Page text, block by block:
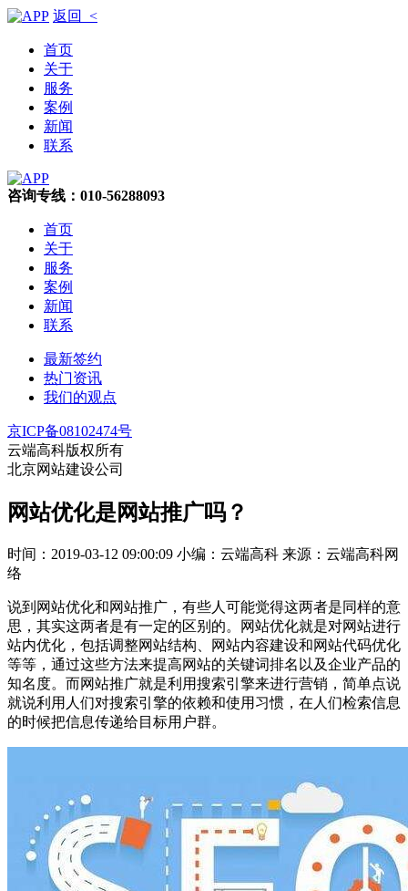
返回 <
首页
关于
服务
案例
新闻
联系
咨询专线：010-56288093
首页
关于
服务
案例
新闻
联系
最新签约
热门资讯
我们的观点
京ICP备08102474号
云端高科版权所有
北京网站建设公司
网站优化是网站推广吗？
时间：2019-03-12 09:00:09 小编：云端高科 来源：云端高科网
络
说到网站优化和网站推广，有些人可能觉得这两者是同样的意
思，其实这两者是有一定的区别的。网站优化就是对网站进行
站内优化，包括调整网站结构、网站内容建设和网站代码优化
等等，通过这些方法来提高网站的关键词排名以及企业产品的
知名度。而网站推广就是利用搜索引擎来进行营销，简单点说
就说利用人们对搜索引擎的依赖和使用习惯，在人们检索信息
的时候把信息传递给目标用户群。